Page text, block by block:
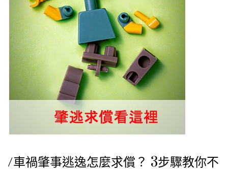
/車禍肇事逃逸怎麼求償？ 3步驟教你不